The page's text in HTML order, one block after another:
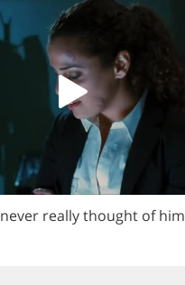
never reallythought of him